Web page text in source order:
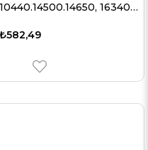
10440.14500.14650, 16340, 17335, 17500, 17670.18350.18490, 18500, 18650, 18700, 20700, 21700 için uygun maksimum 1A şarj akımına sahip Xtar MC2 Plus 2 bağlantı noktalı şarj cihazı
₺582,49